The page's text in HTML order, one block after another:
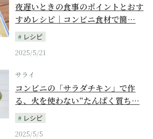
夜遅いときの食事のポイントとおす
すめレシピ｜コンビニ食材で簡…
レシピ
2025/5/21
サライ
コンビニの「サラダチキン」で作
る、火を使わない“たんぱく質ち…
レシピ
2025/5/5